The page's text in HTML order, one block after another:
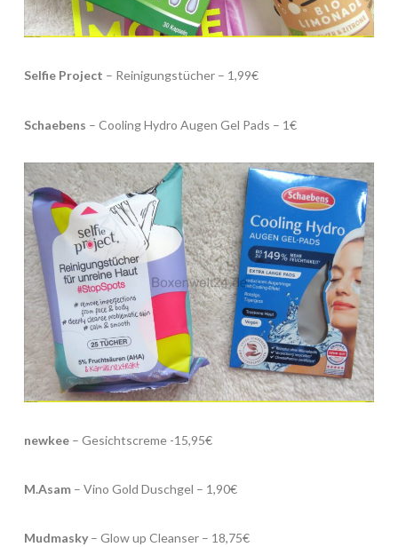
Selfie Project – Reinigungstücher – 1,99€
Schaebens – Cooling Hydro Augen Gel Pads – 1€
newkee– Gesichtscreme -15,95€
M.Asam– Vino Gold Duschgel – 1,90€
Mudmasky– Glow up Cleanser – 18,75€